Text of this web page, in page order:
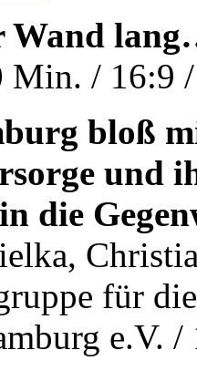
Wand
Min. /
bloß
und
die
für
e.V.